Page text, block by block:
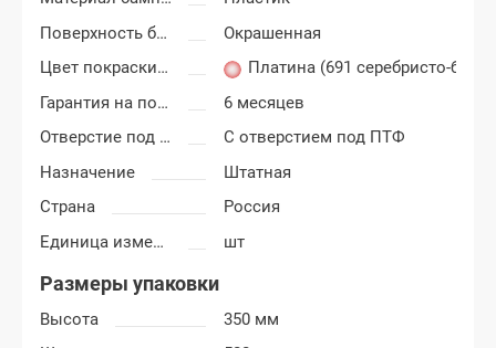
Поверхность бампера
Окрашенная
Цвет покраски Лада Ларгус
Платина (691 серебристо-
Гарантия на покраску
6 месяцев
Отверстие под ПТФ
С отверстием под ПТФ
Назначение
Штатная
Страна
Россия
Единица измерения
шт
Размеры упаковки
Высота
350 мм